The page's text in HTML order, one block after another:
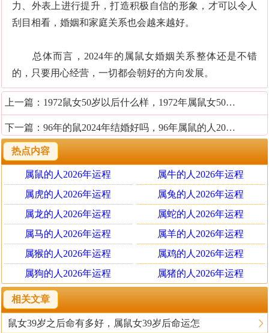
力、外表上进行提升，打造积极自信的形象，才可以令人
刮目相看，婚姻和家庭关系也会越来越好。
总体而言，2024年的属鼠女婚姻关系整体还是不错
的，只要用心经营，一切都会朝好的方向发展。
上一篇： 1972鼠女50岁以后什么样，1972年属鼠女50岁后运势
下一篇： 96年的鼠2024年结婚好吗，96年属鼠的人2024年适合结婚吗
热点内容
属鼠的人2026年运程
属牛的人2026年运程
属虎的人2026年运程
属兔的人2026年运程
属龙的人2026年运程
属蛇的人2026年运程
属马的人2026年运程
属羊的人2026年运程
属猴的人2026年运程
属鸡的人2026年运程
属狗的人2026年运程
属猪的人2026年运程
相关文章
鼠女39岁之后命有多好，属鼠女39岁后命运怎